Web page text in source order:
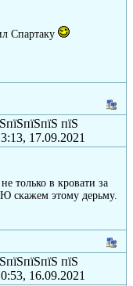
Спартаку
пїЅ
17.09.2021
только в кровати за
скажем этому дерьму.
пїЅ
16.09.2021